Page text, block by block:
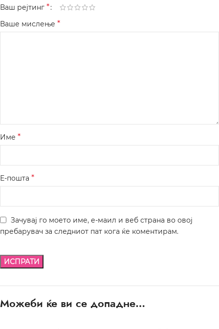
Ваш рејтинг *
Ваше мислење *
Име *
Е-пошта *
Зачувај го моето име, е-маил и веб страна во овој
пребарувач за следниот пат кога ќе коментирам.
Можеби ќе ви се допадне…